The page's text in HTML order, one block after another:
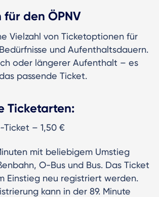
den ÖPNV
Vielzahl von Ticketoptionen für
und Aufenthaltsdauern.
oder längerer Aufenthalt – es
passende Ticket.
Ticketarten:
– 1,50 €
mit beliebigem Umstieg
O-Bus und Bus. Das Ticket
Einstieg neu registriert werden.
kann in der 89. Minute